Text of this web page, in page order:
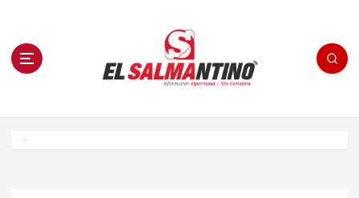
n El Salmantino - medios/noticias/editorial